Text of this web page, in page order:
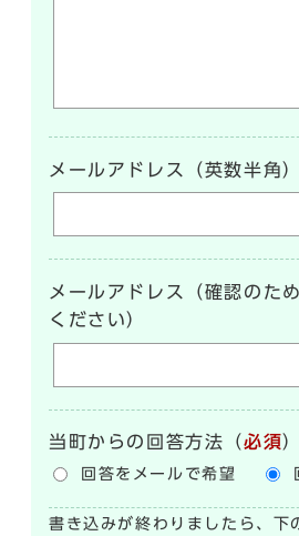
メールアドレス（英数半角）
メールアドレス（確認のた
ください）
当町からの回答方法 （必須）
回答をメールで希望
書き込みが終わりましたら、下